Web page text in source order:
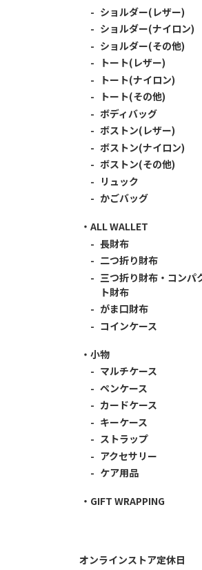
ショルダー(レザー)
ショルダー(ナイロン)
ショルダー(その他)
トート(レザー)
トート(ナイロン)
トート(その他)
ボディバッグ
ボストン(レザー)
ボストン(ナイロン)
ボストン(その他)
リュック
かごバッグ
ALL WALLET
長財布
二つ折り財布
三つ折り財布・コンパ
ト財布
がま口財布
コインケース
小物
マルチケース
ペンケース
カードケース
キーケース
ストラップ
アクセサリー
ケア用品
GIFT WRAPPING
オンラインストア定休日